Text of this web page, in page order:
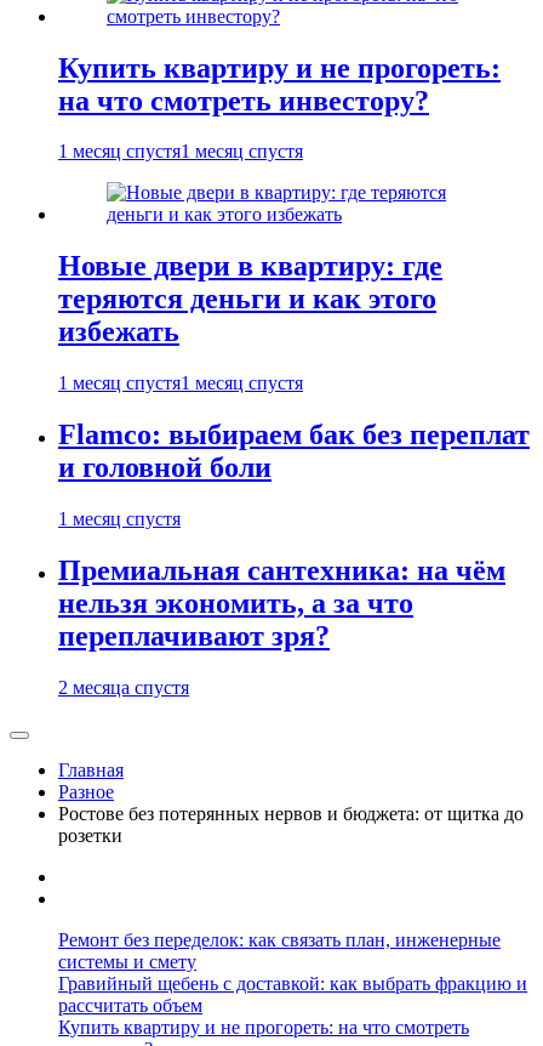
Купить квартиру и не прогореть:
на что смотреть инвестору?
1 месяц спустя1 месяц спустя
Новые двери в квартиру: где
теряются деньги и как этого
избежать
1 месяц спустя1 месяц спустя
Flamco: выбираем бак без переплат
и головной боли
1 месяц спустя
Премиальная сантехника: на чём
нельзя экономить, а за что
переплачивают зря?
2 месяца спустя
Главная
Разное
Ростове без потерянных нервов и бюджета: от щитка до
розетки
Ремонт без переделок: как связать план, инженерные
системы и смету
Гравийный щебень с доставкой: как выбрать фракцию и
рассчитать объем
Купить квартиру и не прогореть: на что смотреть